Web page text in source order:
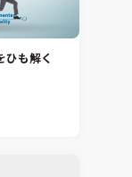
ひも解く